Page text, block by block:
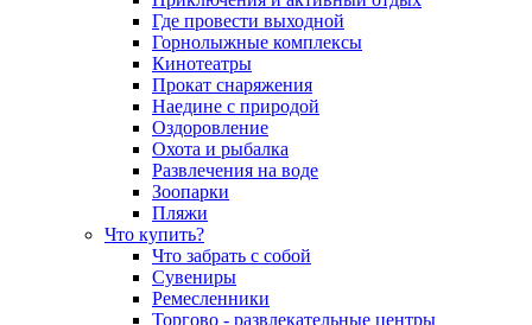
Где провести выходной
Горнолыжные комплексы
Кинотеатры
Прокат снаряжения
Наедине с природой
Оздоровление
Охота и рыбалка
Развлечения на воде
Зоопарки
Пляжи
Что купить?
Что забрать с собой
Сувениры
Ремесленники
Торгово - развлекательные центры